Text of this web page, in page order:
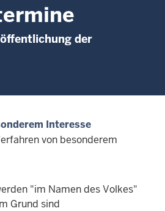
der
Interesse
von besonderem
"im Namen des Volkes"
Grund sind